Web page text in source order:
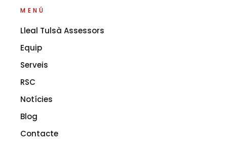
MENÚ
Lleal Tulsà Assessors
Equip
Serveis
RSC
Notícies
Blog
Contacte